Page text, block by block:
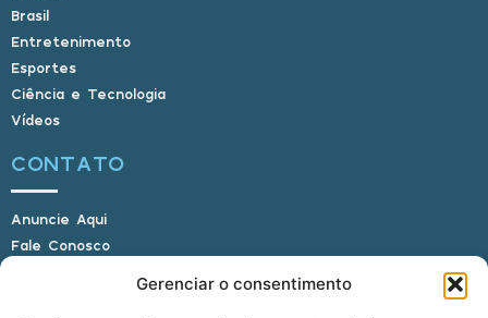
Gerenciar o consentimento
Brasil
Entretenimento
Esportes
Ciência e Tecnologia
Vídeos
CONTATO
Anuncie Aqui
Fale Conosco